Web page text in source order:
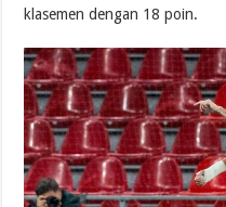
klasemen dengan 18 poin.